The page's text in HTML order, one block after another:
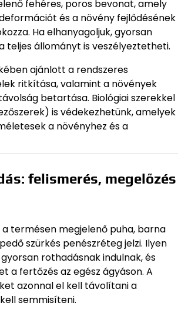
fehéres, poros bevonat, amely
és a növény fejlődésének
Ha elhanyagoljuk, gyorsan
teljes állományt is veszélyeztetheti.
ajánlott a rendszeres
ritkítása, valamint a növények
betartása. Biológiai szerekkel
is védekezhetünk, amelyek
a növényhez és a
felismerés, megelőzés
termésen megjelenő puha, barna
szürkés penészréteg jelzi. Ilyen
rothadásnak indulnak, és
a fertőzés az egész ágyáson. A
azonnal el kell távolítani a
semmisíteni.